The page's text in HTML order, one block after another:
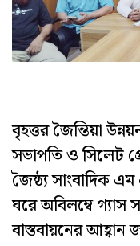
বৃহত্তর জৈন্তিয়া
সভাপতি ও সিলেট
জৈষ্ঠ্য সাংবাদিক এম
ঘরে অবিলম্বে গ্যাস
বাস্তবায়নের আহ্বান